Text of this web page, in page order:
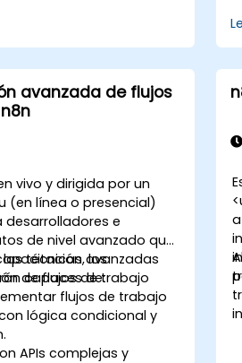
flujos de trabajo
para automatizar
de IoT.
de IoT como MQTT y
de los flujos de trabajo
de trabajo de
de IoT.
avanzada de flujos
vivo y dirigida por un
(en línea o presencial)
e
de nivel avanzado que
técnicas avanzadas
de flujos de trabajo
los
capaces de:
flujos de trabajo
lógica condicional y
APIs complejas y